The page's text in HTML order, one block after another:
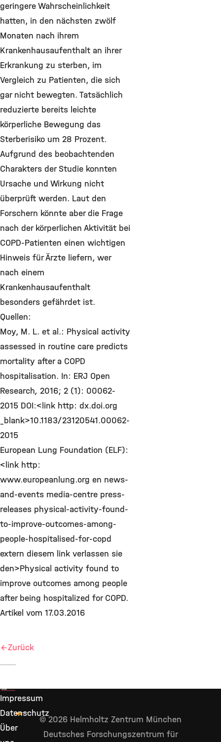
geringere Wahrscheinlichkeit
hatten, in den nächsten zwölf
Monaten nach ihrem
Krankenhausaufenthalt an ihrer
Erkrankung zu sterben, im
Vergleich zu Patienten, die sich
gar nicht bewegten. Tatsächlich
reduzierte bereits leichte
körperliche Bewegung das
Sterberisiko um 28 Prozent.
Aufgrund des beobachtenden
Charakters der Studie konnten
Ursache und Wirkung nicht
überprüft werden. Laut den
Forschern könnte aber die Frage
nach der körperlichen Aktivität bei
COPD-Patienten einen wichtigen
Hinweis für Ärzte liefern, wer
nach einem
Krankenhausaufenthalt
besonders gefährdet ist.
Quellen:
Moy, M. L. et al.: Physical activity
assessed in routine care predicts
mortality after a COPD
hospitalisation. In: ERJ Open
Research, 2016; 2 (1): 00062-
2015 DOI:<link http: dx.doi.org
_blank>10.1183/23120541.00062-
2015
European Lung Foundation (ELF):
<link http:
www.europeanlung.org en news-
and-events media-centre press-
releases physical-activity-found-
to-improve-outcomes-among-
people-hospitalised-for-copd
extern diesem link verlassen sie
den>Physical activity found to
improve outcomes among people
after being hospitalized for COPD.
Artikel vom 17.03.2016
Zurück
Impressum
Datenschutz
Über
© 2026 Helmholtz Zentrum München
Deutsches Forschungszentrum für